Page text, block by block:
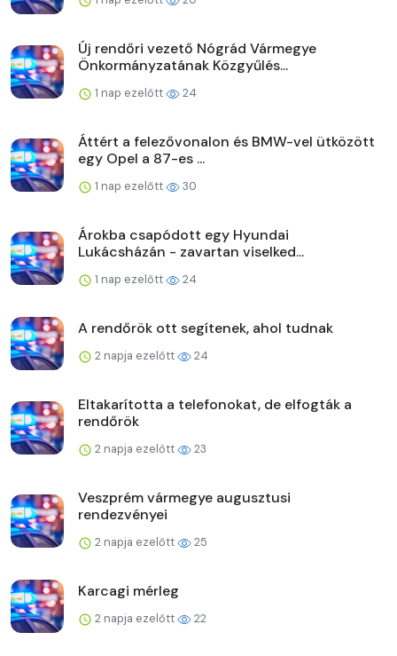
Új rendőri vezető Nógrád Vármegye
Önkormányzatának Közgyűlés...
1 nap ezelőtt 24
Áttért a felezővonalon és BMW-vel ütközött
egy Opel a 87-es ...
1 nap ezelőtt 30
Árokba csapódott egy Hyundai
Lukácsházán - zavartan viselked...
1 nap ezelőtt 24
A rendőrök ott segítenek, ahol tudnak
2 napja ezelőtt 24
Eltakarította a telefonokat, de elfogták a
rendőrök
2 napja ezelőtt 23
Veszprém vármegye augusztusi
rendezvényei
2 napja ezelőtt 25
Karcagi mérleg
2 napja ezelőtt 22